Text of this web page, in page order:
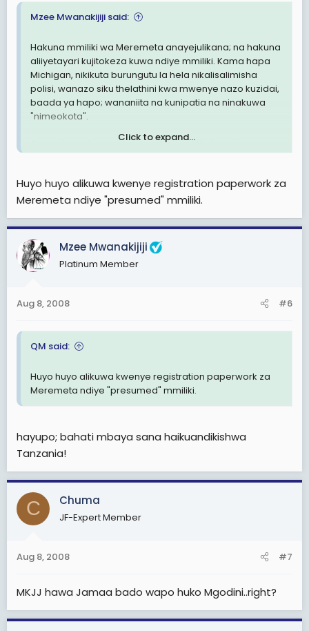
Mzee Mwanakijiji said:
Hakuna mmiliki wa Meremeta anayejulikana; na hakuna
aliiyetayari kujitokeza kuwa ndiye mmiliki. Kama hapa
Michigan, nikikuta burungutu la hela nikalisalimisha
polisi, wanazo siku thelathini kwa mwenye nazo kuzidai,
baada ya hapo; wananiita na kunipatia na ninakuwa
"nimeokota".
Sasa sijui inakuwaje kwenye kampuni kubwa kama
Click to expand...
Huyo huyo alikuwa kwenye registration paperwork za
Meremeta ndiye "presumed" mmiliki.
Mzee Mwanakijiji
Platinum Member
Aug 8, 2008 #6
QM said:
Huyo huyo alikuwa kwenye registration paperwork za
Meremeta ndiye "presumed" mmiliki.
hayupo; bahati mbaya sana haikuandikishwa
Tanzania!
C Chuma
JF-Expert Member
Aug 8, 2008 #7
MKJJ hawa Jamaa bado wapo huko Mgodini..right?